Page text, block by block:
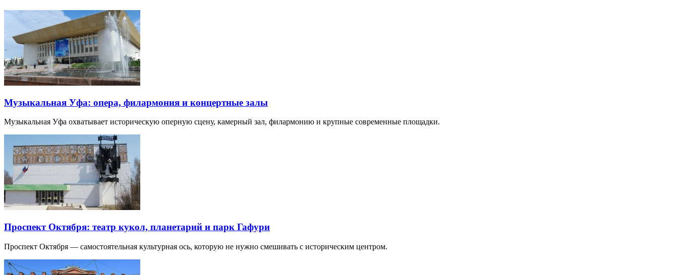
Музыкальная Уфа: опера, филармония и концертные залы
Музыкальная Уфа охватывает историческую оперную сцену, камерный зал, филармонию и крупные современные площадки.
Проспект Октября: театр кукол, планетарий и парк Гафури
Проспект Октября — самостоятельная культурная ось, которую не нужно смешивать с историческим центром.